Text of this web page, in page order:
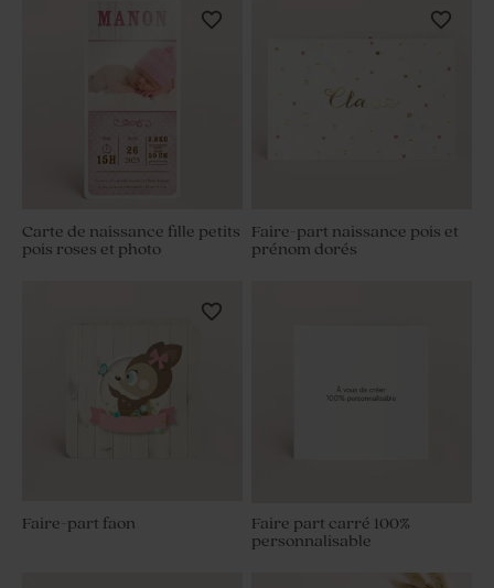
Faire part carré 100%
personnalisable
Carte de naissance fille petits
pois roses et photo
Faire-part naissance pois et
prénom dorés
Faire-part faon